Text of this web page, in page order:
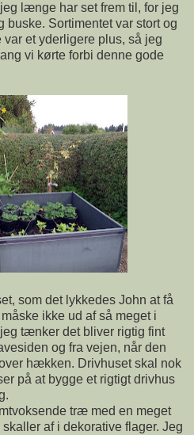
længe har set frem til, for jeg
Sortimentet var stort og
et yderligere plus, så jeg
vi kørte forbi denne gode
som det lykkedes John at få
ikke ud af så meget i
tænker det bliver rigtig fint
og fra vejen, når den
hækken. Drivhuset skal nok
på at bygge et rigtigt drivhus
træ med en meget
af i dekorative flager. Jeg